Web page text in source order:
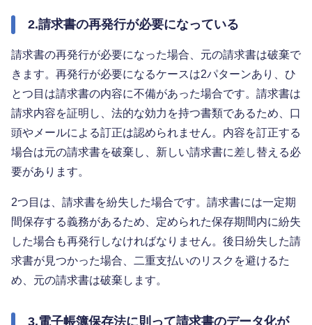
2.請求書の再発行が必要になっている
請求書の再発行が必要になった場合、元の請求書は破棄で
きます。再発行が必要になるケースは2パターンあり、ひ
とつ目は請求書の内容に不備があった場合です。請求書は
請求内容を証明し、法的な効力を持つ書類であるため、口
頭やメールによる訂正は認められません。内容を訂正する
場合は元の請求書を破棄し、新しい請求書に差し替える必
要があります。
2つ目は、請求書を紛失した場合です。請求書には一定期
間保存する義務があるため、定められた保存期間内に紛失
した場合も再発行しなければなりません。後日紛失した請
求書が見つかった場合、二重支払いのリスクを避けるた
め、元の請求書は破棄します。
3.電子帳簿保存法に則って請求書のデータ化が